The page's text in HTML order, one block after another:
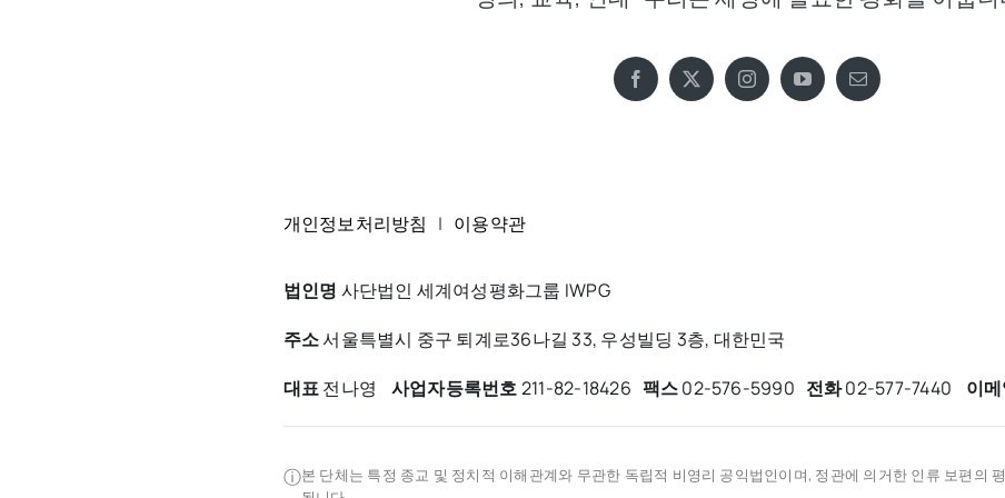
개인정보처리방침 | 이용약관
법인명 사단법인 세계여성평화그룹 IWPG
주소서울특별시 중구 퇴계로36나길 33, 우성빌딩 3층, 대한민국
대표전나영사업자등록번호211-82-18426 팩스02-576-5990 전화02-577-7440 이
ⓘ본 단체는 특정 종교 및 정치적 이해관계와 무관한 독립적 비영리 공익법인이며, 정관에 의거한 인류 보편의